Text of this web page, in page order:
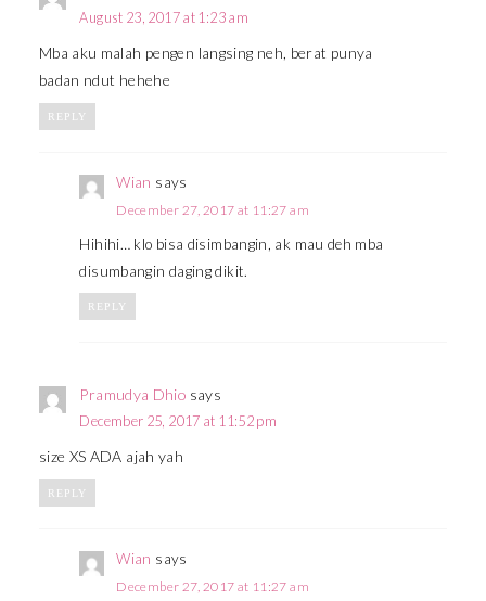
August 23, 2017 at 1:23 am
Mba aku malah pengen langsing neh, berat punya
badan ndut hehehe
REPLY
Wian says
December 27, 2017 at 11:27 am
Hihihi… klo bisa disimbangin, ak mau deh mba
disumbangin daging dikit.
REPLY
Pramudya Dhio says
December 25, 2017 at 11:52 pm
size XS ADA ajah yah
REPLY
Wian says
December 27, 2017 at 11:27 am